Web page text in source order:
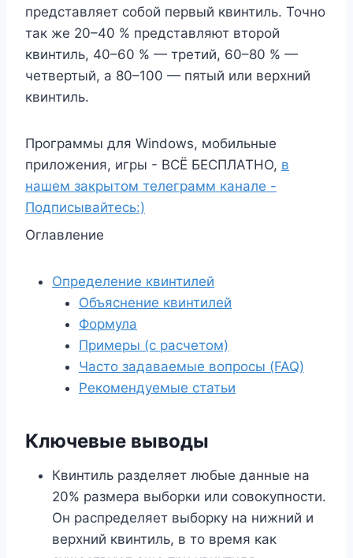
представляет собой первый квинтиль. Точно
так же 20–40 % представляют второй
квинтиль, 40–60 % — третий, 60–80 % —
четвертый, а 80–100 — пятый или верхний
квинтиль.
Программы для Windows, мобильные
приложения, игры - ВСЁ БЕСПЛАТНО, в
нашем закрытом телеграмм канале -
Подписывайтесь:)
Оглавление
Определение квинтилей
Объяснение квинтилей
Формула
Примеры (с расчетом)
Часто задаваемые вопросы (FAQ)
Рекомендуемые статьи
Ключевые выводы
Квинтиль разделяет любые данные на
20% размера выборки или совокупности.
Он распределяет выборку на нижний и
верхний квинтиль, в то время как